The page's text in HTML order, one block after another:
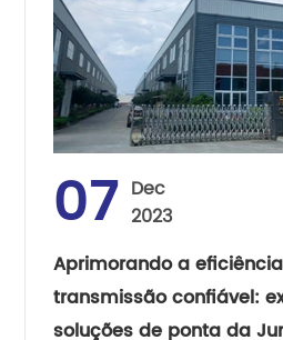
07 Dec
2023
Aprimorando a
transmissão confiável:
soluções de ponta da